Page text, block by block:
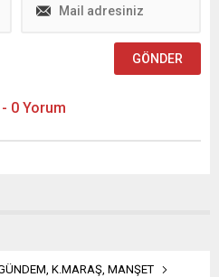
bir eseri daha hep birlikte
0 Yorum
K.MARAŞ MANŞET